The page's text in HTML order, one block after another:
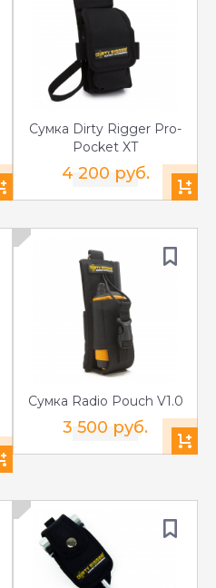
Сумка Dirty Rigger Pro-
Pocket XT
4 200 руб.
Сумка Radio Pouch V1.0
3 500 руб.